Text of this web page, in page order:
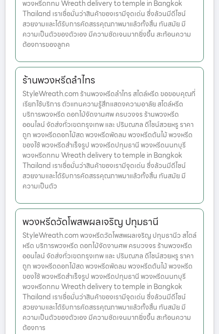
พวงหรีดกทม Wreath delivery to temple in Bangkok
Thailand เราเชื่อมั่นว่าสินค้าของเรามีจุดเด่น ซึ่งล้วนมีดีไซน์
สวยงามและได้รับการคัดสรรคุณภาพมาแล้วทั้งสิ้น ทันสมัย มี
ความเป็นตัวของตัวเอง มีความชัดเจนมากยิ่งขึ้น สะท้อนความ
ต้องการของลูกค
ร้านพวงหรีดลำไทร
StyleWreath.com ร้านพวงหรีดลำไทร สไตล์หรีด ขอขอบคุณที่
เรียกใช้บริการ ตัวแทนความรู้สึกแสดงความอาลัย สไตล์หรีด
บริการพวงหรีด ดอกไม้จัดงานศพ ครบวงจร ร้านพวงหรีด
ออนไลน์ จัดส่งทั่วเขตกรุงเทพ และ ปริมณฑล ดีไซน์สวยหรู ราคา
ถูก พวงหรีดดอกไม้สด พวงหรีดพัดลม พวงหรีดต้นไม้ พวงหรีด
ของใช้ พวงหรีดสำเร็จรูป พวงหรีดปทุมธานี พวงหรีดนนทบุรี
พวงหรีดกทม Wreath delivery to temple in Bangkok
Thailand เราเชื่อมั่นว่าสินค้าของเรามีจุดเด่น ซึ่งล้วนมีดีไซน์
สวยงามและได้รับการคัดสรรคุณภาพมาแล้วทั้งสิ้น ทันสมัย มี
ความเป็นตัว
พวงหรีดวัดโพสพผลเจริญ ปทุมธานี
StyleWreath.com พวงหรีดวัดโพสพผลเจริญ ปทุมธานีว สไตล์
หรีด บริการพวงหรีด ดอกไม้จัดงานศพ ครบวงจร ร้านพวงหรีด
ออนไลน์ จัดส่งทั่วเขตกรุงเทพ และ ปริมณฑล ดีไซน์สวยหรู ราคา
ถูก พวงหรีดดอกไม้สด พวงหรีดพัดลม พวงหรีดต้นไม้ พวงหรีด
ของใช้ พวงหรีดสำเร็จรูป พวงหรีดปทุมธานี พวงหรีดนนทบุรี
พวงหรีดกทม Wreath delivery to temple in Bangkok
Thailand เราเชื่อมั่นว่าสินค้าของเรามีจุดเด่น ซึ่งล้วนมีดีไซน์
สวยงามและได้รับการคัดสรรคุณภาพมาแล้วทั้งสิ้น ทันสมัย มี
ความเป็นตัวของตัวเอง มีความชัดเจนมากยิ่งขึ้น สะท้อนความ
ต้องการ